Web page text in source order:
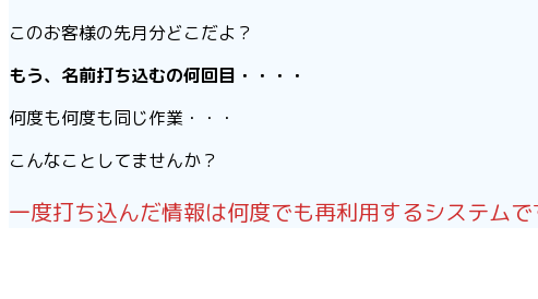
このお客様の先月分どこだよ？
もう、名前打ち込むの何回目・・・・
何度も何度も同じ作業・・・
こんなことしてませんか？
一度打ち込んだ情報は何度でも再利用するシステムで